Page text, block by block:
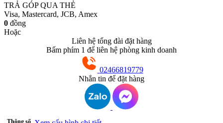
TRẢ GÓP QUA THẺ
Visa, Mastercard, JCB, Amex
0 đồng
Hoặc
Liên hệ tổng đài đặt hàng
Bấm phím 1 để liên hệ phòng kinh doanh
02466819779
Nhắn tin để đặt hàng
Thông số